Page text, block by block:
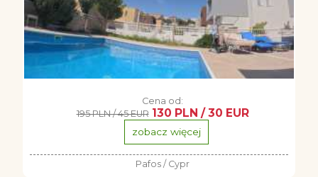
Cena od:
195 PLN / 45 EUR 130 PLN / 30 EUR
zobacz więcej
Pafos / Cypr